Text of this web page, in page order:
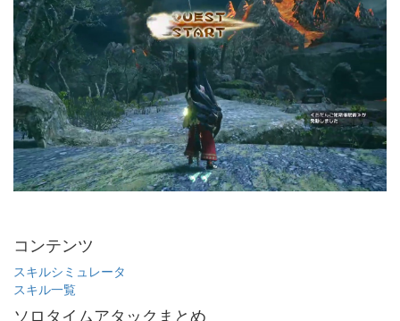
コンテンツ
スキルシミュレータ
スキル一覧
ソロタイムアタックまとめ